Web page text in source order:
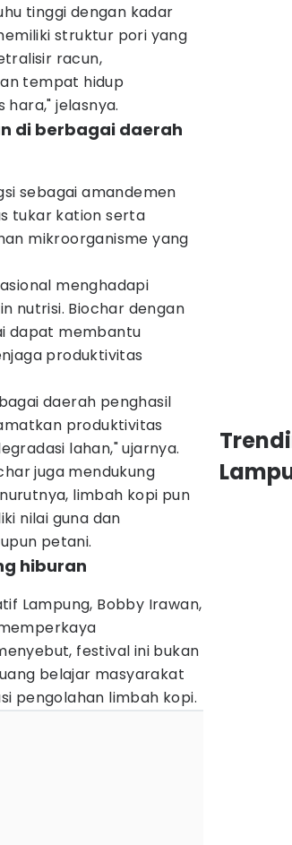
tinggi dengan kadar
struktur pori yang
racun,
tempat hidup
jelasnya.
di berbagai daerah
sebagai amandemen
tukar kation serta
mikroorganisme yang
menghadapi
nutrisi. Biochar dengan
dapat membantu
produktivitas
daerah penghasil
produktivitas
lahan," ujarnya.
juga mendukung
limbah kopi pun
nilai guna dan
petani.
hiburan
Lampung, Bobby Irawan,
festival ini bukan
belajar masyarakat
pengolahan limbah kopi.